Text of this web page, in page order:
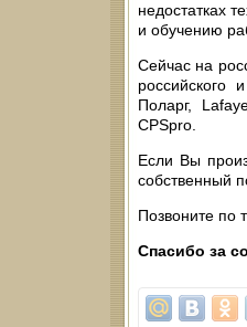
недостатках
и обучению
Сейчас на
российского
Поларг,
CPSpro.
Если Вы
собственный
Позвоните по
Спасибо за